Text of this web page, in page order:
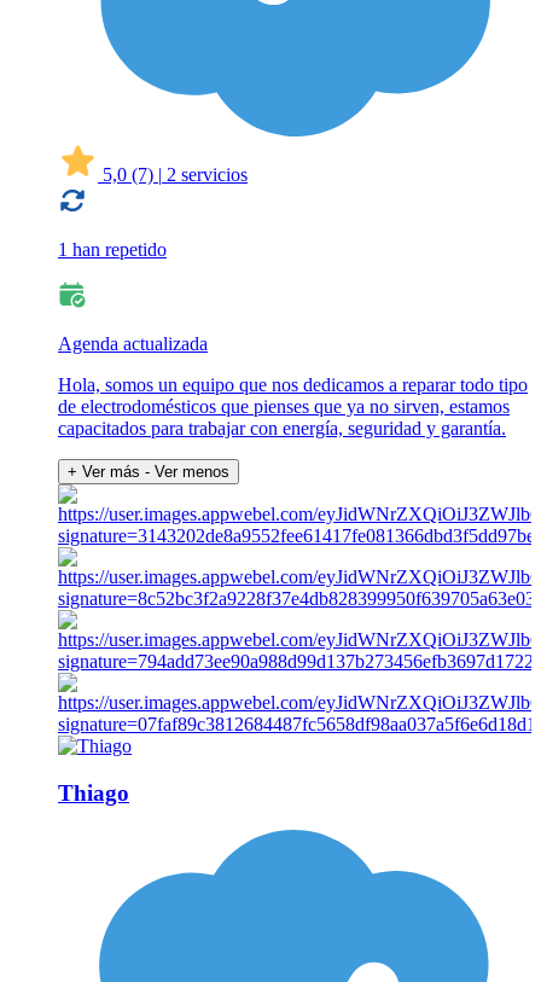
5,0 (7) | 2 servicios
1 han repetido
Agenda actualizada
Hola, somos un equipo que nos dedicamos a reparar todo tipo
de electrodomésticos que pienses que ya no sirven, estamos
capacitados para trabajar con energía, seguridad y garantía.
+ Ver más - Ver menos
Thiago